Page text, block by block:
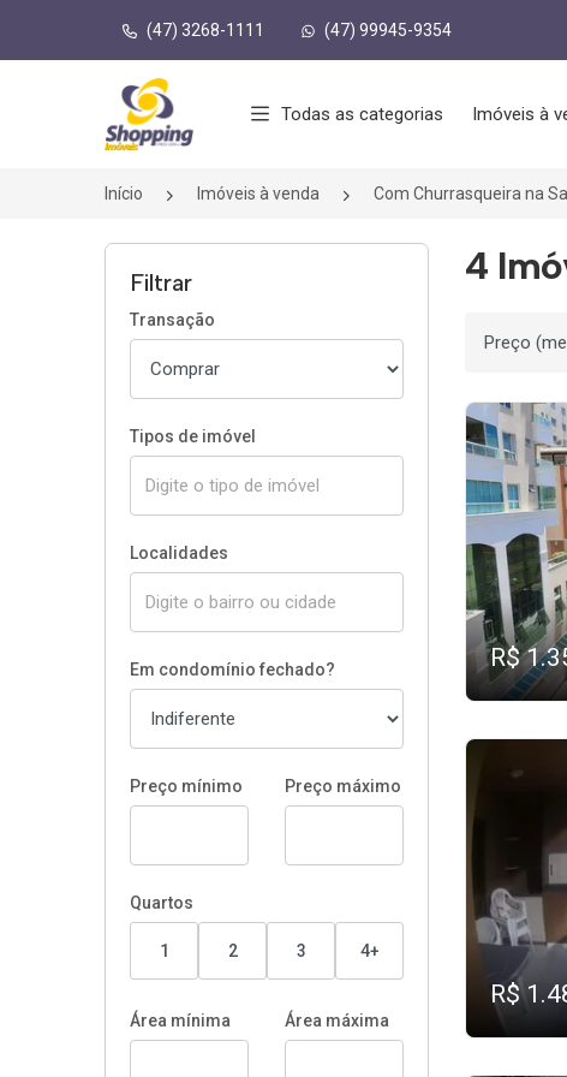
(47) 3268-1111 (47) 99945-9354
Página inicial
Todas as categorias Imóveis à
Início Imóveis à venda Com Churrasqueira na
Filtrar
Transação
Tipos de imóvel
Localidades
Em condomínio fechado?
Preço mínimo Preço máximo
Quartos
1 2 3 4+
Área mínima Área máxima
4
Ordenar
R$
R$